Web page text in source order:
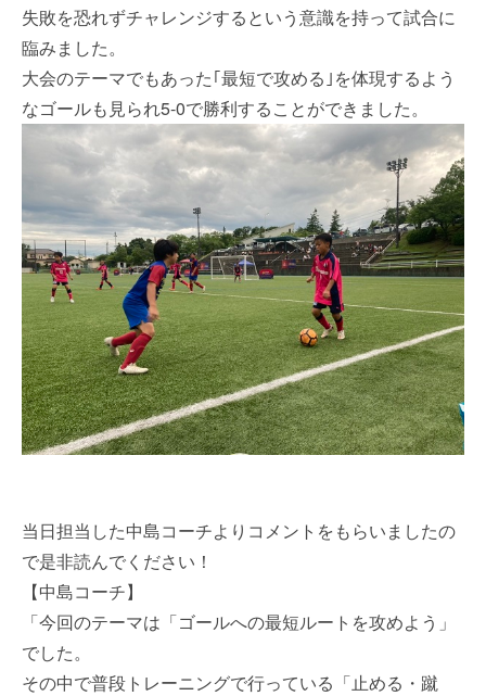
失敗を恐れずチャレンジするという意識を持って試合に
臨みました。
大会のテーマでもあった｢最短で攻める｣を体現するよう
なゴールも見られ5-0で勝利することができました。
当日担当した中島コーチよりコメントをもらいましたの
で是非読んでください！
【中島コーチ】
「今回のテーマは「ゴールへの最短ルートを攻めよう」
でした。
その中で普段トレーニングで行っている「止める・蹴